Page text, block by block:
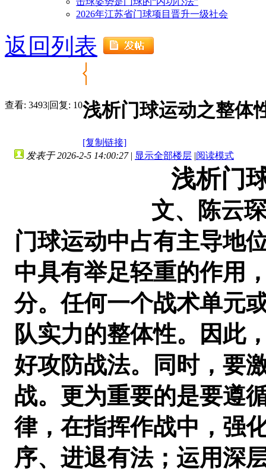
2026年江苏省门球项目晋升一级社会
返回列表
查看: 3493|回复: 10浅析门球运动之整体
[复制链接]
发表于 2026-2-5 14:00:27 | 显示全部楼层 |阅读模式
浅析门
文、陈云
门球运动中占有主导地
中具有举足轻重的作用
分。任何一个战术单元
队实力的整体性。因此
好攻防战法。同时，要
战。更为重要的是要遵
律，在指挥作战中，强
序、进退有法；运用深